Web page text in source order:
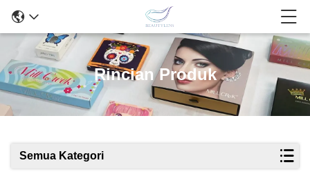
Rincian Produk
Semua Kategori